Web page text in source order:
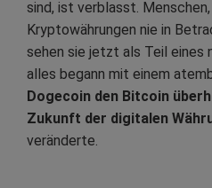
sind, ist verblasst.
Kryptowährungen nie in
sehen sie jetzt als Teil eines
alles begann mit einem
Dogecoin den Bitcoin
Zukunft der digitalen
veränderte.